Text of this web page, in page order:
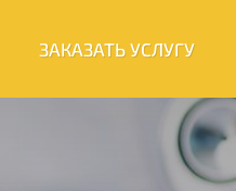
ЗАКАЗАТЬ УСЛУГУ